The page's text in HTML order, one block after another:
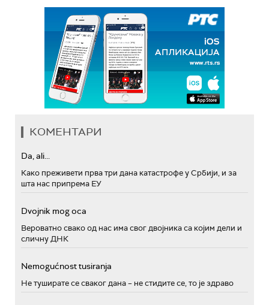
КОМЕНТАРИ
Da, ali...
Како преживети прва три дана катастрофе у Србији, и за
шта нас припрема ЕУ
Dvojnik mog oca
Вероватно свако од нас има свог двојника са којим дели и
сличну ДНК
Nemogućnost tusiranja
Не туширате се сваког дана – не стидите се, то је здраво